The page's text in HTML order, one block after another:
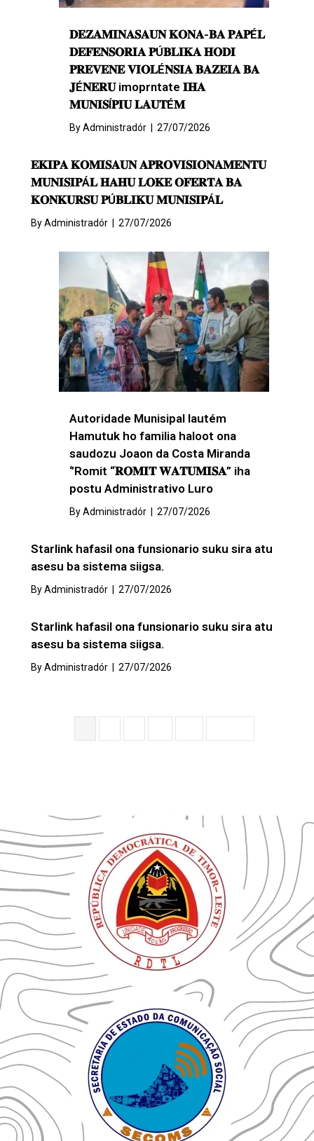
𝐃𝐄𝐙𝐀𝐌𝐈𝐍𝐀𝐒𝐀𝐔𝐍 𝐊𝐎𝐍𝐀-𝐁𝐀 𝐏𝐀𝐏É𝐋
𝐃𝐄𝐅𝐄𝐍𝐒𝐎𝐑𝐈𝐀 𝐏Ú𝐁𝐋𝐈𝐊𝐀 𝐇𝐎𝐃𝐈
𝐏𝐑𝐄𝐕𝐄𝐍𝐄 𝐕𝐈𝐎𝐋É𝐍𝐒𝐈𝐀 𝐁𝐀𝐙𝐄𝐈𝐀 𝐁𝐀
𝐉É𝐍𝐄𝐑𝐔 imoprntate 𝐈𝐇𝐀
𝐌𝐔𝐍𝐈𝐒Í𝐏𝐈𝐔 𝐋𝐀𝐔𝐓É𝐌
ByAdministradór 27/07/2026
𝐄𝐊𝐈𝐏𝐀 𝐊𝐎𝐌𝐈𝐒𝐀𝐔𝐍 𝐀𝐏𝐑𝐎𝐕𝐈𝐒𝐈𝐎𝐍𝐀𝐌𝐄𝐍𝐓𝐔
𝐌𝐔𝐍𝐈𝐒𝐈𝐏Á𝐋 𝐇𝐀𝐇𝐔 𝐋𝐎𝐊𝐄 𝐎𝐅𝐄𝐑𝐓𝐀 𝐁𝐀
𝐊𝐎𝐍𝐊𝐔𝐑𝐒𝐔 𝐏Ú𝐁𝐋𝐈𝐊𝐔 𝐌𝐔𝐍𝐈𝐒𝐈𝐏Á𝐋
ByAdministradór 27/07/2026
Autoridade Munisipal lautém
Hamutuk ho familia haloot ona
saudozu Joaon da Costa Miranda
‘’Romit “𝐑𝐎𝐌𝐈𝐓 𝐖𝐀𝐓𝐔𝐌𝐈𝐒𝐀” iha
postu Administrativo Luro
ByAdministradór 27/07/2026
Starlink hafasil ona funsionario suku sira atu
asesu ba sistema siigsa.
ByAdministradór 27/07/2026
Starlink hafasil ona funsionario suku sira atu
asesu ba sistema siigsa.
ByAdministradór 27/07/2026